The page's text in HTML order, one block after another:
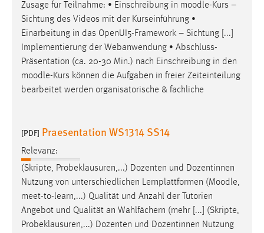
Zusage für Teilnahme: • Einschreibung in moodle-Kurs –
Sichtung des Videos mit der Kurseinführung •
Einarbeitung in das OpenUI5-Framework – Sichtung [...]
Implementierung der Webanwendung • Abschluss-
Präsentation (ca. 20-30 Min.) nach Einschreibung in den
moodle-Kurs können die Aufgaben in freier Zeiteinteilung
bearbeitet werden organisatorische & fachliche
[PDF] Praesentation WS1314 SS14
Relevanz:
(Skripte, Probeklausuren,...) Dozenten und Dozentinnen
Nutzung von unterschiedlichen Lernplattformen (Moodle,
meet-to-learn,...) Qualität und Anzahl der Tutorien
Angebot und Qualität an Wahlfächern (mehr [...] (Skripte,
Probeklausuren,...) Dozenten und Dozentinnen Nutzung